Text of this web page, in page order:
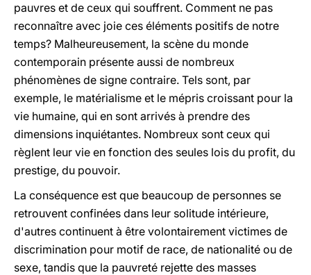
pauvres et de ceux qui souffrent. Comment ne pas
reconnaître avec joie ces éléments positifs de notre
temps? Malheureusement, la scène du monde
contemporain présente aussi de nombreux
phénomènes de signe contraire. Tels sont, par
exemple, le matérialisme et le mépris croissant pour la
vie humaine, qui en sont arrivés à prendre des
dimensions inquiétantes. Nombreux sont ceux qui
règlent leur vie en fonction des seules lois du profit, du
prestige, du pouvoir.
La conséquence est que beaucoup de personnes se
retrouvent confinées dans leur solitude intérieure,
d'autres continuent à être volontairement victimes de
discrimination pour motif de race, de nationalité ou de
sexe, tandis que la pauvreté rejette des masses